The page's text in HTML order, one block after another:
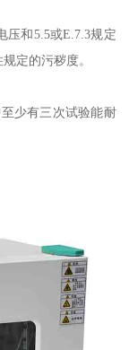
压和5.5或E.7.3规定
定的污秽度。
少有三次试验能耐